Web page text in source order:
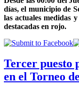
días, el municipio de
las actuales medidas
destacadas en rojo.
Tercer puesto
en el Torneo